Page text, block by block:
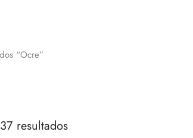
“Ocre”
resultados